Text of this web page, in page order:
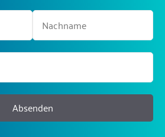
Absenden